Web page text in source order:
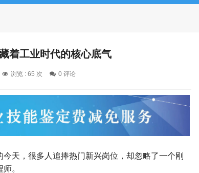
着工业时代的核心底气
浏览 : 65 次 0 评论
天，很多人追捧热门新兴岗位，却忽略了一个刚
。